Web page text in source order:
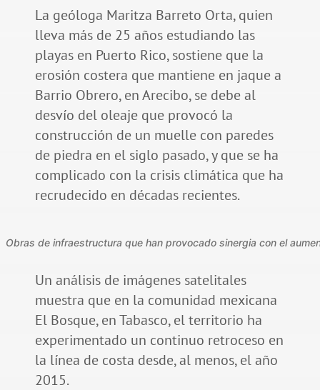
La geóloga Maritza Barreto Orta, quien
lleva más de 25 años estudiando las
playas en Puerto Rico, sostiene que la
erosión costera que mantiene en jaque a
Barrio Obrero, en Arecibo, se debe al
desvío del oleaje que provocó la
construcción de un muelle con paredes
de piedra en el siglo pasado, y que se ha
complicado con la crisis climática que ha
recrudecido en décadas recientes.
Obras de infraestructura que han provocado sinergia con el
Un análisis de imágenes satelitales
muestra que en la comunidad mexicana
El Bosque, en Tabasco, el territorio ha
experimentado un continuo retroceso en
la línea de costa desde, al menos, el año
2015.